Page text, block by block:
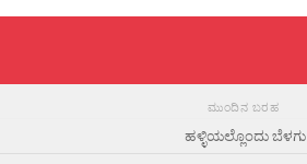
ಮುಂದಿನ ಬರಹ
ಹಳ್ಳಿಯಲ್ಲೊಂದು ಬೆಳಗು